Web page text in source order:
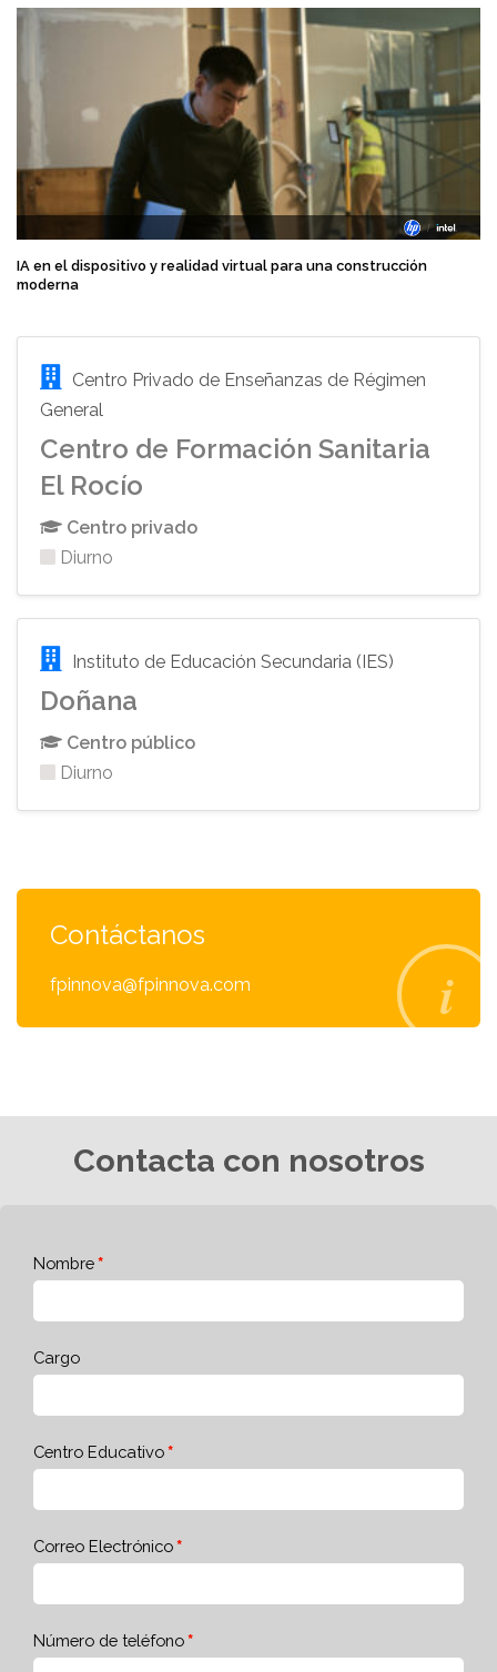
IA en el dispositivo y realidad virtual para una construcción
moderna
Centro Privado de Enseñanzas de Régimen
General
Centro de Formación Sanitaria
El Rocío
Centro privado
Diurno
Instituto de Educación Secundaria (IES)
Doñana
Centro público
Diurno
Contáctanos
fpinnova@fpinnova.com
Contacta con nosotros
Nombre
Cargo
Centro Educativo
Correo Electrónico
Número de teléfono